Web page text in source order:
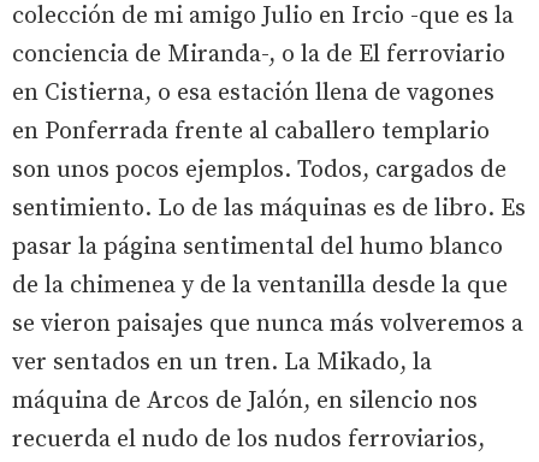
colección de mi amigo Julio en Ircio -que es la
conciencia de Miranda-, o la de El ferroviario
en Cistierna, o esa estación llena de vagones
en Ponferrada frente al caballero templario
son unos pocos ejemplos. Todos, cargados de
sentimiento. Lo de las máquinas es de libro. Es
pasar la página sentimental del humo blanco
de la chimenea y de la ventanilla desde la que
se vieron paisajes que nunca más volveremos a
ver sentados en un tren. La Mikado, la
máquina de Arcos de Jalón, en silencio nos
recuerda el nudo de los nudos ferroviarios,